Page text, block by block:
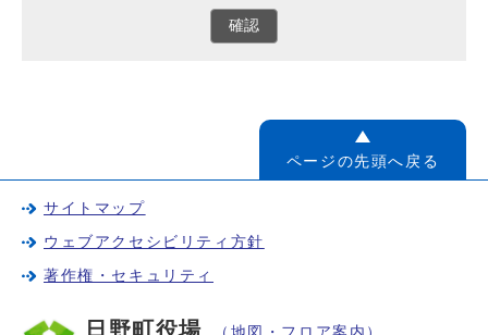
確認
ページの先頭へ戻る
サイトマップ
ウェブアクセシビリティ方針
著作権・セキュリティ
日野町役場